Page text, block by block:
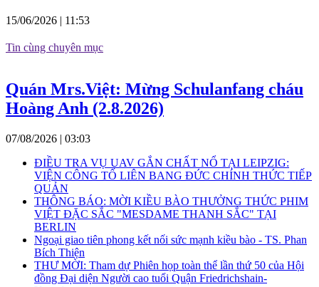
15/06/2026 | 11:53
Tin cùng chuyên mục
Quán Mrs.Việt: Mừng Schulanfang cháu
Hoàng Anh (2.8.2026)
07/08/2026 | 03:03
ĐIỀU TRA VỤ UAV GẮN CHẤT NỔ TẠI LEIPZIG:
VIỆN CÔNG TỐ LIÊN BANG ĐỨC CHÍNH THỨC TIẾP
QUẢN
THÔNG BÁO: MỜI KIỀU BÀO THƯỞNG THỨC PHIM
VIỆT ĐẶC SẮC "MESDAME THANH SẮC" TẠI
BERLIN
Ngoại giao tiên phong kết nối sức mạnh kiều bào - TS. Phan
Bích Thiện
THƯ MỜI: Tham dự Phiên họp toàn thể lần thứ 50 của Hội
đồng Đại diện Người cao tuổi Quận Friedrichshain-